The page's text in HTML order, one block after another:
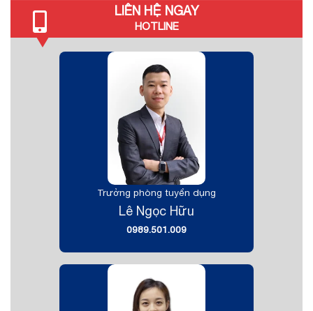
LIÊN HỆ NGAY
HOTLINE
Trưởng phòng tuyển dụng
Lê Ngọc Hữu
0989.501.009